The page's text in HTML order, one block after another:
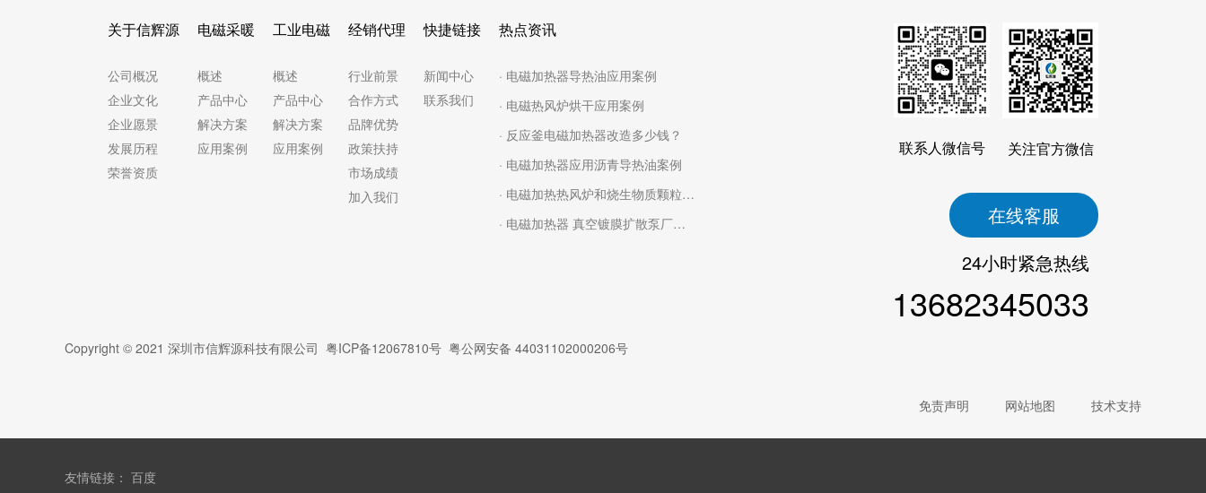
关于信辉源
公司概况
企业文化
企业愿景
发展历程
荣誉资质
电磁采暖
概述
产品中心
解决方案
应用案例
工业电磁
概述
产品中心
解决方案
应用案例
经销代理
行业前景
合作方式
品牌优势
政策扶持
市场成绩
加入我们
快捷链接
新闻中心
联系我们
热点资讯
· 电磁加热器导热油应用案例
· 电磁热风炉烘干应用案例
· 反应釜电磁加热器改造多少钱？
· 电磁加热器应用沥青导热油案例
· 电磁加热热风炉和烧生物质颗粒用哪种更好？
· 电磁加热器 真空镀膜扩散泵厂家节省电能就靠它
联系人微信号 关注官方微信
在线客服
24小时紧急热线
13682345033
Copyright © 2021 深圳市信辉源科技有限公司 粤ICP备12067810号 粤公网安备 44031102000206号
免责声明 网站地图 技术支持
友情链接 ： 百度